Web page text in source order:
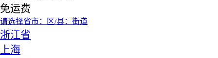
免运费
请选择省市： 区/县： 街道
浙江省
上海